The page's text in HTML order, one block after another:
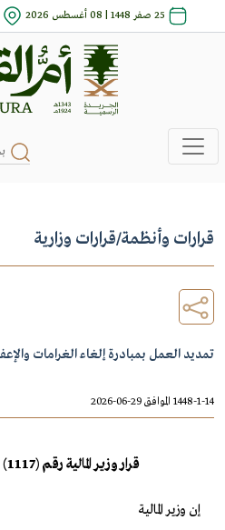
25 صفر 1448 | 08 أغسطس 2026
قرارات وأنظمة/قرارات وزارية
تمديد العمل بمبادرة إلغاء الغرامات
1448-1-14 الموافق 29-06-2026
قرار وزير المالية رقم (1117) وتاريخ 1447/12/22هـ
إن وزير المالية